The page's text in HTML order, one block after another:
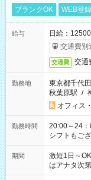
ブランクOK
WEB登
給与
日給：
交通費別
交通費 交通
勤務地
東京都千代
秋葉原駅 /
オフィス
勤務時間
20:00～24：
シフトもご
期間
激短1日～
はアナタ次第